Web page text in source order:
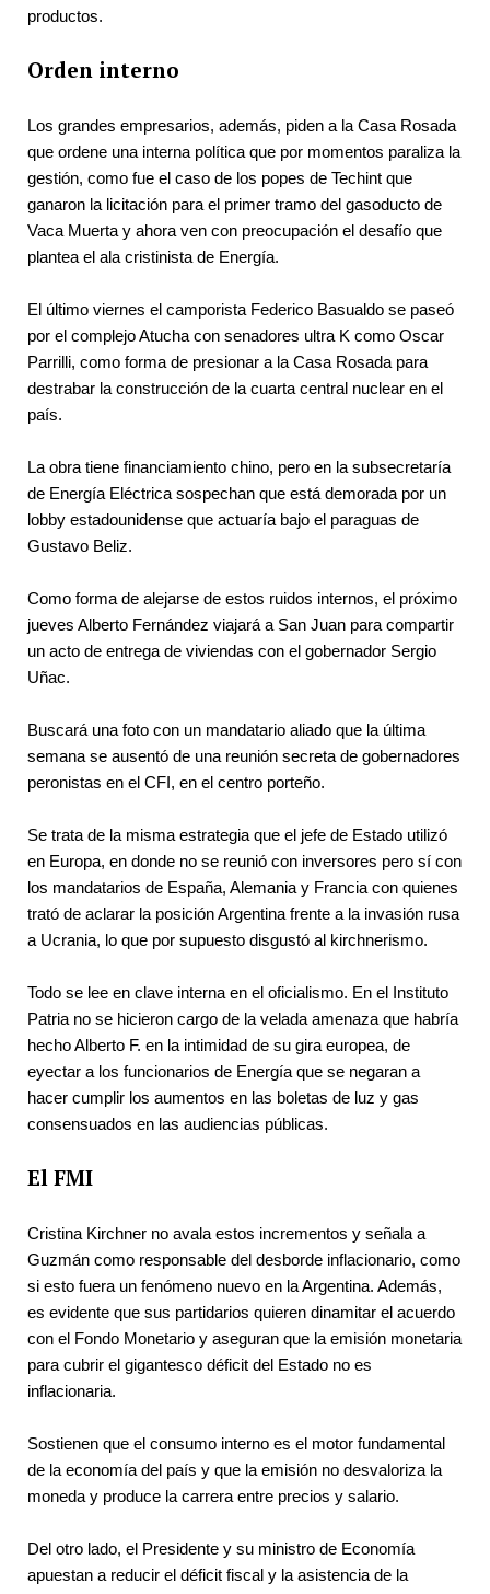
productos.
Orden interno
Los grandes empresarios, además, piden a la Casa Rosada
que ordene una interna política que por momentos paraliza la
gestión, como fue el caso de los popes de Techint que
ganaron la licitación para el primer tramo del gasoducto de
Vaca Muerta y ahora ven con preocupación el desafío que
plantea el ala cristinista de Energía.
El último viernes el camporista Federico Basualdo se paseó
por el complejo Atucha con senadores ultra K como Oscar
Parrilli, como forma de presionar a la Casa Rosada para
destrabar la construcción de la cuarta central nuclear en el
país.
La obra tiene financiamiento chino, pero en la subsecretaría
de Energía Eléctrica sospechan que está demorada por un
lobby estadounidense que actuaría bajo el paraguas de
Gustavo Beliz.
Como forma de alejarse de estos ruidos internos, el próximo
jueves Alberto Fernández viajará a San Juan para compartir
un acto de entrega de viviendas con el gobernador Sergio
Uñac.
Buscará una foto con un mandatario aliado que la última
semana se ausentó de una reunión secreta de gobernadores
peronistas en el CFI, en el centro porteño.
Se trata de la misma estrategia que el jefe de Estado utilizó
en Europa, en donde no se reunió con inversores pero sí con
los mandatarios de España, Alemania y Francia con quienes
trató de aclarar la posición Argentina frente a la invasión rusa
a Ucrania, lo que por supuesto disgustó al kirchnerismo.
Todo se lee en clave interna en el oficialismo. En el Instituto
Patria no se hicieron cargo de la velada amenaza que habría
hecho Alberto F. en la intimidad de su gira europea, de
eyectar a los funcionarios de Energía que se negaran a
hacer cumplir los aumentos en las boletas de luz y gas
consensuados en las audiencias públicas.
El FMI
Cristina Kirchner no avala estos incrementos y señala a
Guzmán como responsable del desborde inflacionario, como
si esto fuera un fenómeno nuevo en la Argentina. Además,
es evidente que sus partidarios quieren dinamitar el acuerdo
con el Fondo Monetario y aseguran que la emisión monetaria
para cubrir el gigantesco déficit del Estado no es
inflacionaria.
Sostienen que el consumo interno es el motor fundamental
de la economía del país y que la emisión no desvaloriza la
moneda y produce la carrera entre precios y salario.
Del otro lado, el Presidente y su ministro de Economía
apuestan a reducir el déficit fiscal y la asistencia de la